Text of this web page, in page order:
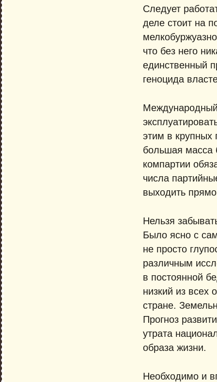
Следует
деле стоит на
что без него
единственный
геноцида
этим в крупных
большая масса
компартии
числа
выходить
Нельзя
Было ясно с
не просто
различным
в постоянной
низкий из всех
стране.
Прогноз
утрата
образа жизни.
Необходимо и